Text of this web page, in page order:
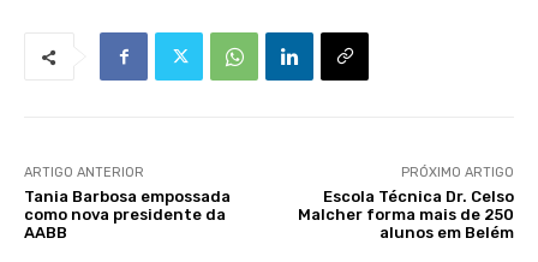
ARTIGO ANTERIOR
Tania Barbosa empossada
como nova presidente da
AABB
PRÓXIMO ARTIGO
Escola Técnica Dr. Celso
Malcher forma mais de 250
alunos em Belém